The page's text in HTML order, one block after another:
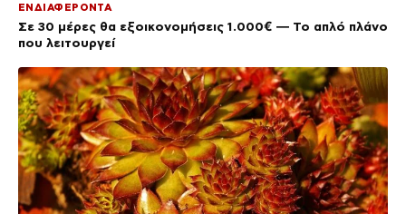
ΕΝΔΙΑΦΕΡΟΝΤΑ
Σε 30 μέρες θα εξοικονομήσεις 1.000€ — Το απλό πλάνο
που λειτουργεί